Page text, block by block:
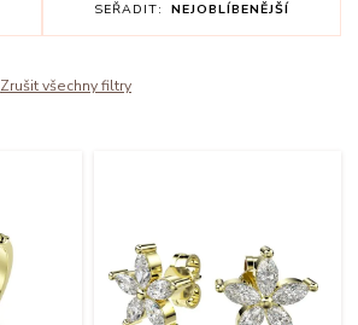
SEŘADIT: NEJOBLÍBENĚJŠÍ
Zrušit všechny filtry